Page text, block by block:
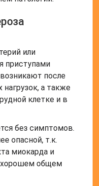
или
приступами
после
а также
клетке и в
без симптомов.
опасной, т.к.
миокарда и
хорошем общем